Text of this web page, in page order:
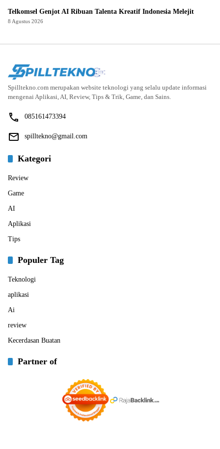
Telkomsel Genjot AI Ribuan Talenta Kreatif Indonesia Melejit
8 Agustus 2026
Spilltekno.com merupakan website teknologi yang selalu update informasi
mengenai Aplikasi, AI, Review, Tips & Trik, Game, dan Sains.
085161473394
spilltekno@gmail.com
Kategori
Review
Game
AI
Aplikasi
Tips
Populer Tag
Teknologi
aplikasi
Ai
review
Kecerdasan Buatan
Partner of